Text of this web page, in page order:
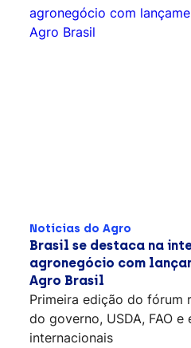
Notícias do Agro
Brasil se destaca na
agronegócio com
Agro Brasil
Primeira edição do fórum
do governo, USDA, FAO e
internacionais